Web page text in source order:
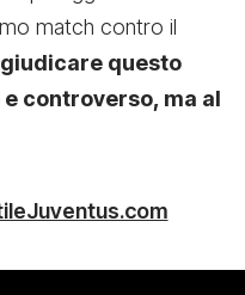
match contro il
questo
controverso, ma al